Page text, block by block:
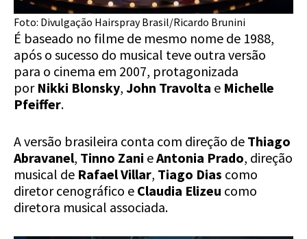
Foto: Divulgação Hairspray Brasil/Ricardo Brunini
É baseado no filme de mesmo nome de 1988,
após o sucesso do musical teve outra versão
para o cinema em 2007, protagonizada
por Nikki Blonsky, John Travolta e Michelle
Pfeiffer.
A versão brasileira conta com direção de Thiago
Abravanel, Tinno Zani eAntonia Prado, direção
musical de Rafael Villar, Tiago Dias como
diretor cenográfico e Claudia Elizeu como
diretora musical associada.